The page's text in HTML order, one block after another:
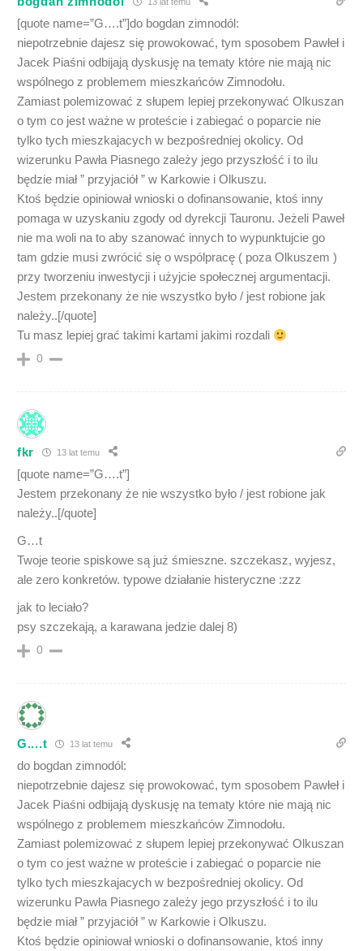
[quote name=”G….t”]do bogdan zimnodól:
niepotrzebnie dajesz się prowokować, tym sposobem Pawłeł i
Jacek Piaśni odbijają dyskusję na tematy które nie mają nic
wspólnego z problemem mieszkańców Zimnodołu.
Zamiast polemizować z słupem lepiej przekonywać Olkuszan
o tym co jest ważne w proteście i zabiegać o poparcie nie
tylko tych mieszkajacych w bezpośredniej okolicy. Od
wizerunku Pawła Piasnego zależy jego przyszłość i to ilu
będzie miał ” przyjaciół ” w Karkowie i Olkuszu.
Ktoś będzie opiniował wnioski o dofinansowanie, ktoś inny
pomaga w uzyskaniu zgody od dyrekcji Tauronu. Jeżeli Paweł
nie ma woli na to aby szanować innych to wypunktujcie go
tam gdzie musi zwrócić się o wspólpracę ( poza Olkuszem )
przy tworzeniu inwestycji i użyjcie społecznej argumentacji.
Jestem przekonany że nie wszystko było / jest robione jak
należy..[/quote]
Tu masz lepiej grać takimi kartami jakimi rozdali
0
fkr 13 lat temu
[quote name=”G….t”]
Jestem przekonany że nie wszystko było / jest robione jak
należy..[/quote]
G…t
Twoje teorie spiskowe są już śmieszne. szczekasz, wyjesz,
ale zero konkretów. typowe działanie histeryczne :zzz
jak to leciało?
psy szczekają, a karawana jedzie dalej 8)
0
G....t 13 lat temu
do bogdan zimnodól:
niepotrzebnie dajesz się prowokować, tym sposobem Pawłeł i
Jacek Piaśni odbijają dyskusję na tematy które nie mają nic
wspólnego z problemem mieszkańców Zimnodołu.
Zamiast polemizować z słupem lepiej przekonywać Olkuszan
o tym co jest ważne w proteście i zabiegać o poparcie nie
tylko tych mieszkajacych w bezpośredniej okolicy. Od
wizerunku Pawła Piasnego zależy jego przyszłość i to ilu
będzie miał ” przyjaciół ” w Karkowie i Olkuszu.
Ktoś będzie opiniował wnioski o dofinansowanie, ktoś inny